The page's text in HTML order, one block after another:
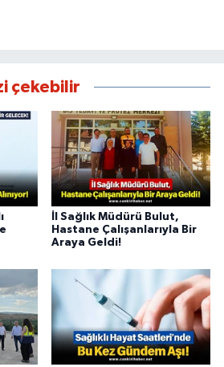
çekebilir
İl Sağlık Müdürü Bulut,
Hastane Çalışanlarıyla Bir
Araya Geldi!